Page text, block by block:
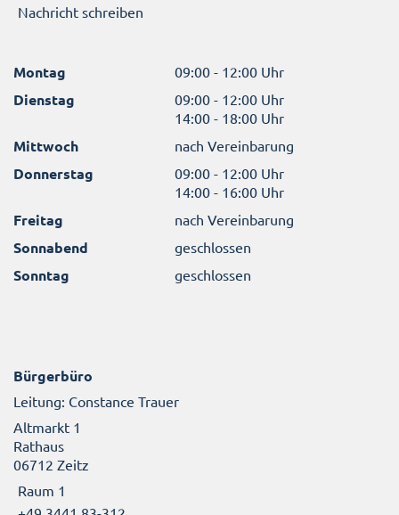
Nachricht schreiben
Montag 09:00 - 12:00 Uhr
Dienstag
09:00 - 12:00 Uhr
14:00 - 18:00 Uhr
Mittwoch nach Vereinbarung
Donnerstag
09:00 - 12:00 Uhr
14:00 - 16:00 Uhr
Freitag nach Vereinbarung
Sonnabend geschlossen
Sonntag geschlossen
Bürgerbüro
Leitung: Constance Trauer
Altmarkt 1
Rathaus
06712 Zeitz
Raum 1